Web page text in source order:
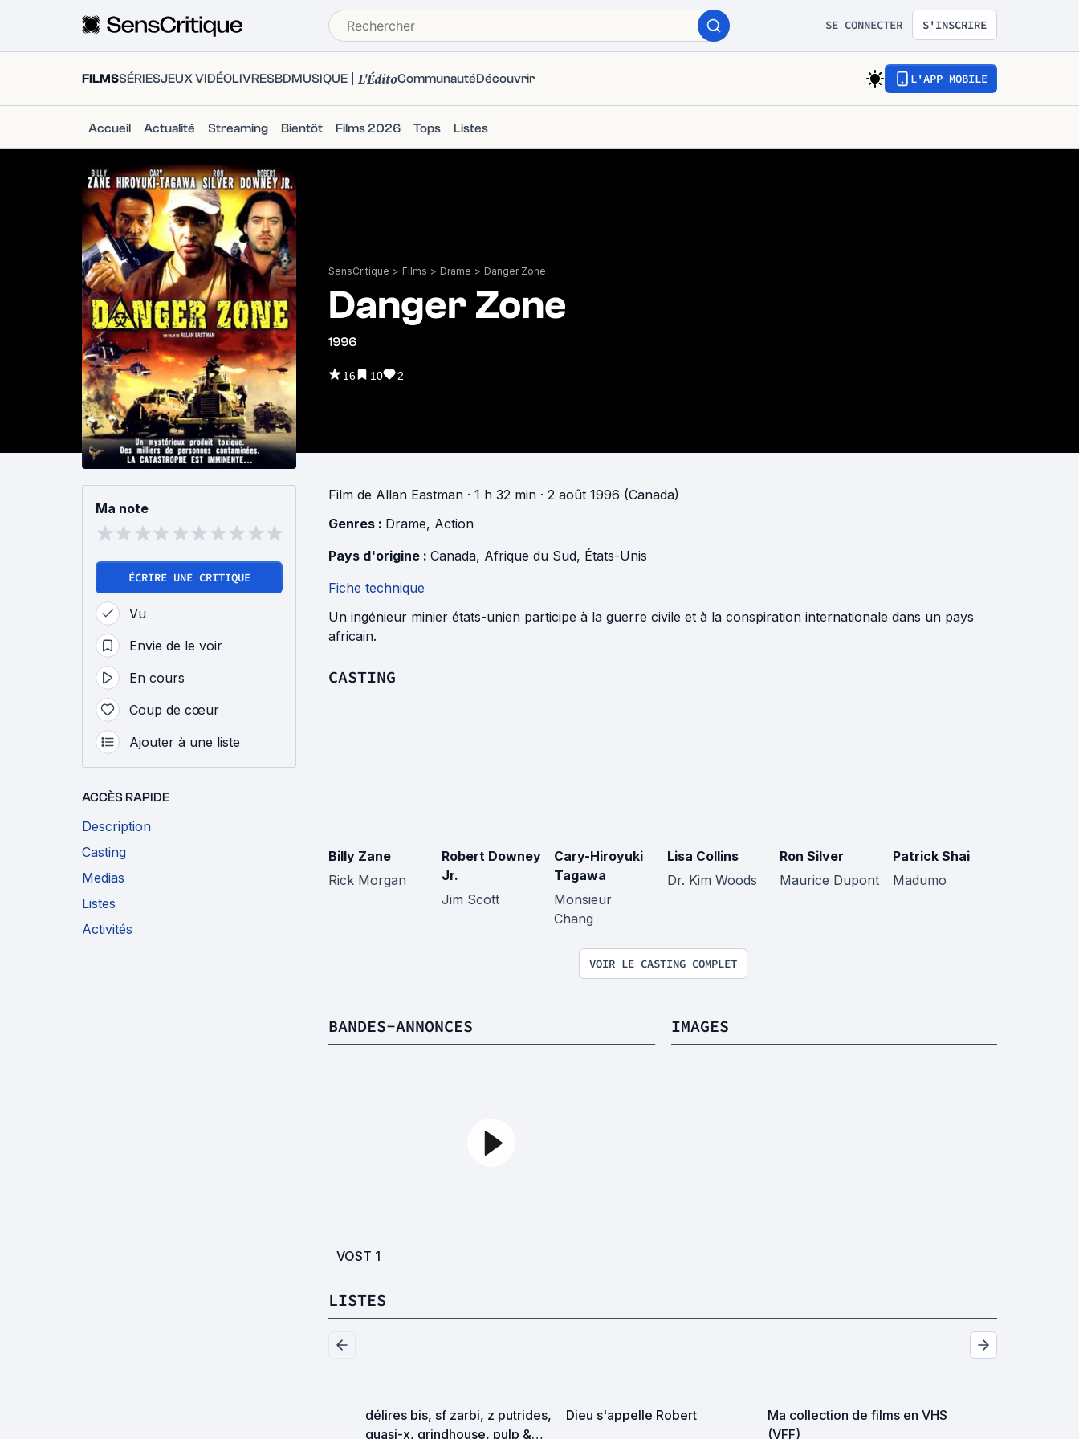
SE CONNECTER S'INSCRIRE
FILMSSÉRIESJEUX VIDÉOLIVRESBDMUSIQUE L'ÉditoCommunautéDécouvrir L'APP MOBILE
Accueil Actualité Streaming Bientôt Films 2026 Tops Listes
SensCritique > Films > Drame > Danger Zone
Danger Zone
1996
16 10 2
Ma note
ÉCRIRE UNE CRITIQUE
Vu
Envie de le voir
En cours
Coup de cœur
Ajouter à une liste
ACCÈS RAPIDE
Description
Casting
Medias
Listes
Activités
Film de Allan Eastman · 1 h 32 min · 2 août 1996 (Canada)
Genres : Drame, Action
Pays d'origine : Canada, Afrique du Sud, États-Unis
Fiche technique
Un ingénieur minier états-unien participe à la guerre civile et à la conspiration internationale dans un pays
africain.
CASTING
Billy Zane
Rick Morgan
Robert Downey
Jr.
Jim Scott
Cary-Hiroyuki
Tagawa
Monsieur
Chang
Lisa Collins
Dr. Kim Woods
Ron Silver
Maurice Dupont
Patrick Shai
Madumo
VOIR LE CASTING COMPLET
BANDES-ANNONCES
VOST 1
IMAGES
LISTES
délires bis, sf zarbi, z putrides,
quasi-x, grindhouse, pulp &
Dieu s'appelle Robert
Ma collection de films en VHS
(VFF)